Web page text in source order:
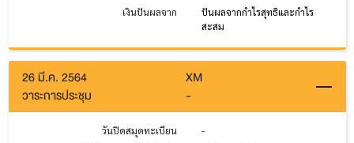
เงินปันผลจาก
ปันผลจากกำไรสุทธิและกำไร
สะสม
26 มี.ค. 2564
XM
วาระการประชุม
-
วันปิดสมุดทะเบียน
-